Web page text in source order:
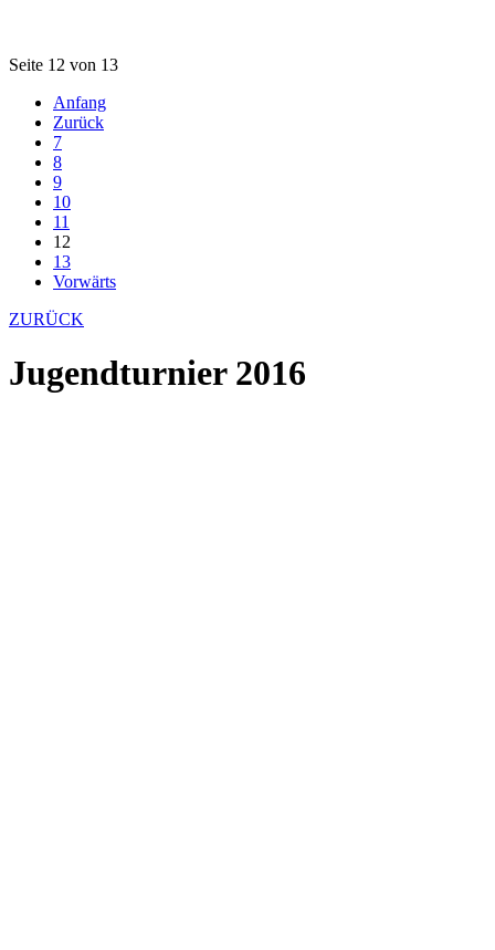
Seite 12 von 13
Anfang
Zurück
7
8
9
10
11
12
13
Vorwärts
ZURÜCK
Jugendturnier 2016